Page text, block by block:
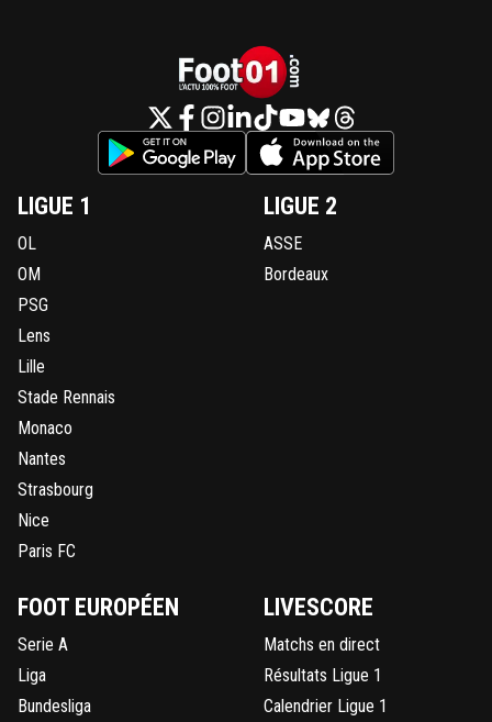
LIGUE 1
OL
OM
PSG
Lens
Lille
Stade Rennais
Monaco
Nantes
Strasbourg
Nice
Paris FC
LIGUE 2
ASSE
Bordeaux
FOOT EUROPÉEN
Serie A
Liga
Bundesliga
LIVESCORE
Matchs en direct
Résultats Ligue 1
Calendrier Ligue 1